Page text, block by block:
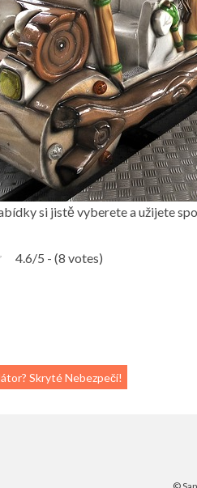
si jistě vyberete a užijete
4.6/5 - (8 votes)
Skryté Nebezpečí!